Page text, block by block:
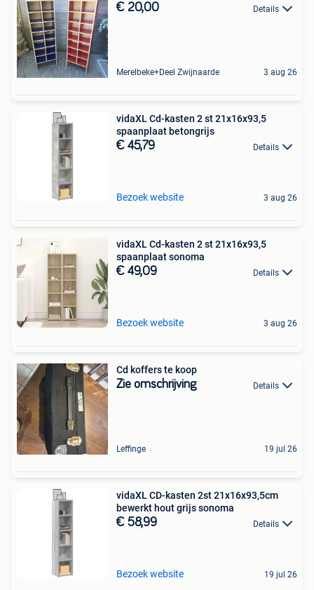
€ 20,00 Details
Merelbeke+Deel Zwijnaarde 3 aug 26
vidaXL Cd-kasten 2 st 21x16x93,5
spaanplaat betongrijs
€ 45,79 Details
Bezoek website 3 aug 26
vidaXL Cd-kasten 2 st 21x16x93,5
spaanplaat sonoma
€ 49,09 Details
Bezoek website 3 aug 26
Cd koffers te koop
Zie omschrijving Details
Leffinge 19 jul 26
vidaXL CD-kasten 2st 21x16x93,5cm
bewerkt hout grijs sonoma
€ 58,99 Details
Bezoek website 19 jul 26